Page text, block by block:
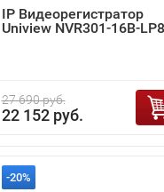
IP Видеорегистратор
Uniview NVR301-16B-
27 690 руб.
22 152 руб.
-20%